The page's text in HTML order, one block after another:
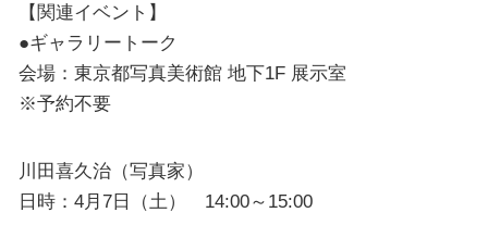
【関連イベント】
●ギャラリートーク
会場：東京都写真美術館 地下1F 展示室
※予約不要
川田喜久治（写真家）
日時：4月7日（土） 14:00～15:00